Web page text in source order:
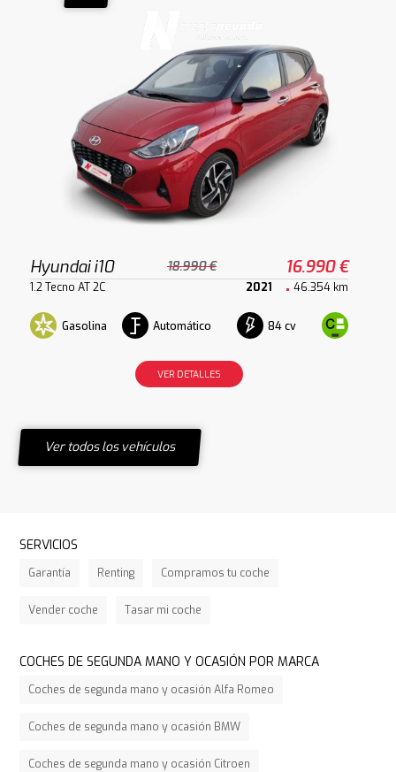
Hyundai i10 18.990 € 16.990 €
1.2 Tecno AT 2C 2021 46.354 km
Gasolina Automático 84 cv
VER DETALLES
Ver todos los vehículos
SERVICIOS
Garantía Renting Compramos tu coche
Vender coche Tasar mi coche
COCHES DE SEGUNDA MANO Y OCASIÓN POR MARCA
Coches de segunda mano y ocasión Alfa Romeo
Coches de segunda mano y ocasión BMW
Coches de segunda mano y ocasión Citroen